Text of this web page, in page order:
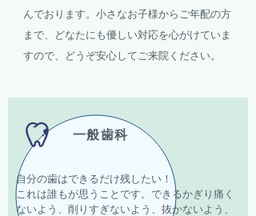
んでおります。小さなお子様からご年配の方
まで、どなたにも優しい対応を心がけていま
すので、どうぞ安心してご来院ください。
一般歯科
自分の歯はできるだけ残したい！
​これは誰もが思うことです。できるかぎり痛く
ないよう、削りすぎないよう、抜かないよう、